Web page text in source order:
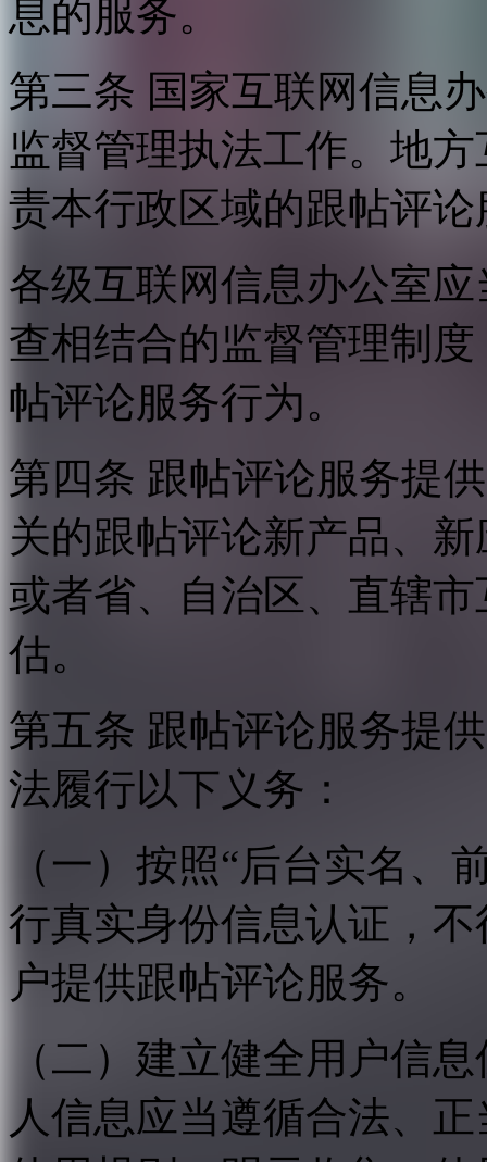
息的服务。
第三条 国家互联网信息
监督管理执法工作。地
责本行政区域的跟帖评
各级互联网信息办公室
查相结合的监督管理制
帖评论服务行为。
第四条 跟帖评论服务提
关的跟帖评论新产品、
或者省、自治区、直辖
估。
第五条 跟帖评论服务提
法履行以下义务：
（一）按照“后台实名、
行真实身份信息认证，
户提供跟帖评论服务。
（二）建立健全用户信
人信息应当遵循合法、